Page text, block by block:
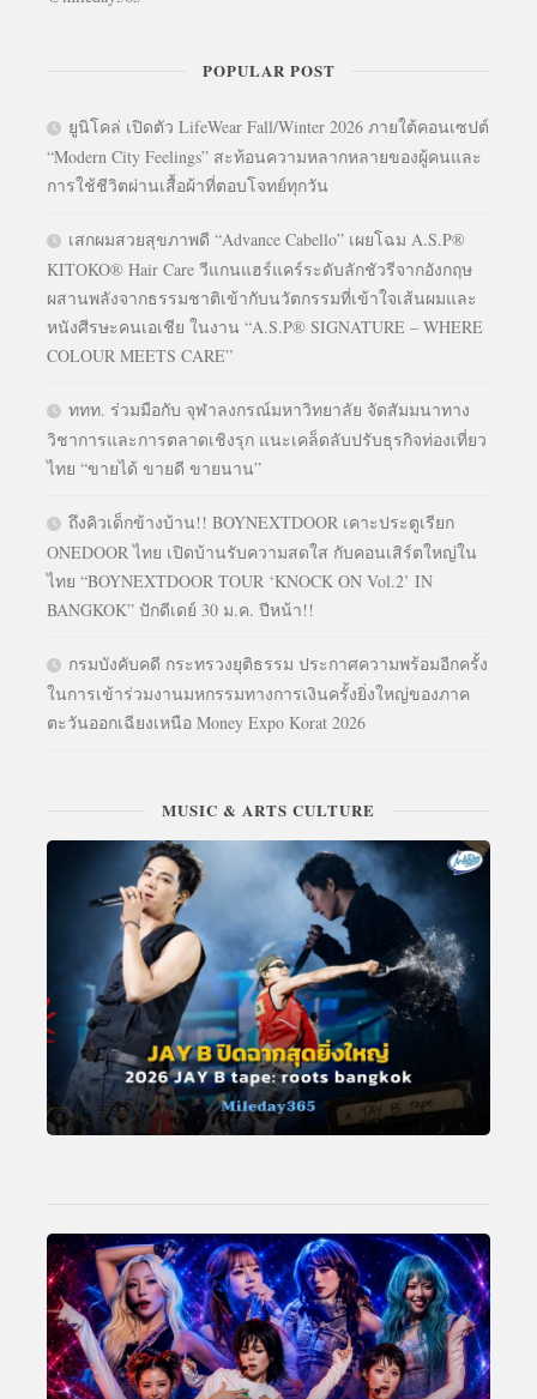
POPULAR POST
ยูนิโคล่ เปิดตัว LifeWear Fall/Winter 2026 ภายใต้คอนเซปต์
“Modern City Feelings” สะท้อนความหลากหลายของผู้คนและ
การใช้ชีวิตผ่านเสื้อผ้าที่ตอบโจทย์ทุกวัน
เสกผมสวยสุขภาพดี “Advance Cabello” เผยโฉม A.S.P®
KITOKO® Hair Care วีแกนแฮร์แคร์ระดับลักชัวรีจากอังกฤษ
ผสานพลังจากธรรมชาติเข้ากับนวัตกรรมที่เข้าใจเส้นผมและ
หนังศีรษะคนเอเชีย ในงาน “A.S.P® SIGNATURE – WHERE
COLOUR MEETS CARE”
ททท. ร่วมมือกับ จุฬาลงกรณ์มหาวิทยาลัย จัดสัมมนาทาง
วิชาการและการตลาดเชิงรุก แนะเคล็ดลับปรับธุรกิจท่องเที่ยว
ไทย “ขายได้ ขายดี ขายนาน”
ถึงคิวเด็กข้างบ้าน!! BOYNEXTDOOR เคาะประตูเรียก
ONEDOOR ไทย เปิดบ้านรับความสดใส กับคอนเสิร์ตใหญ่ใน
ไทย “BOYNEXTDOOR TOUR ‘KNOCK ON Vol.2’ IN
BANGKOK” ปักดีเดย์ 30 ม.ค. ปีหน้า!!
กรมบังคับคดี กระทรวงยุติธรรม ประกาศความพร้อมอีกครั้ง
ในการเข้าร่วมงานมหกรรมทางการเงินครั้งยิ่งใหญ่ของภาค
ตะวันออกเฉียงเหนือ Money Expo Korat 2026
MUSIC & ARTS CULTURE